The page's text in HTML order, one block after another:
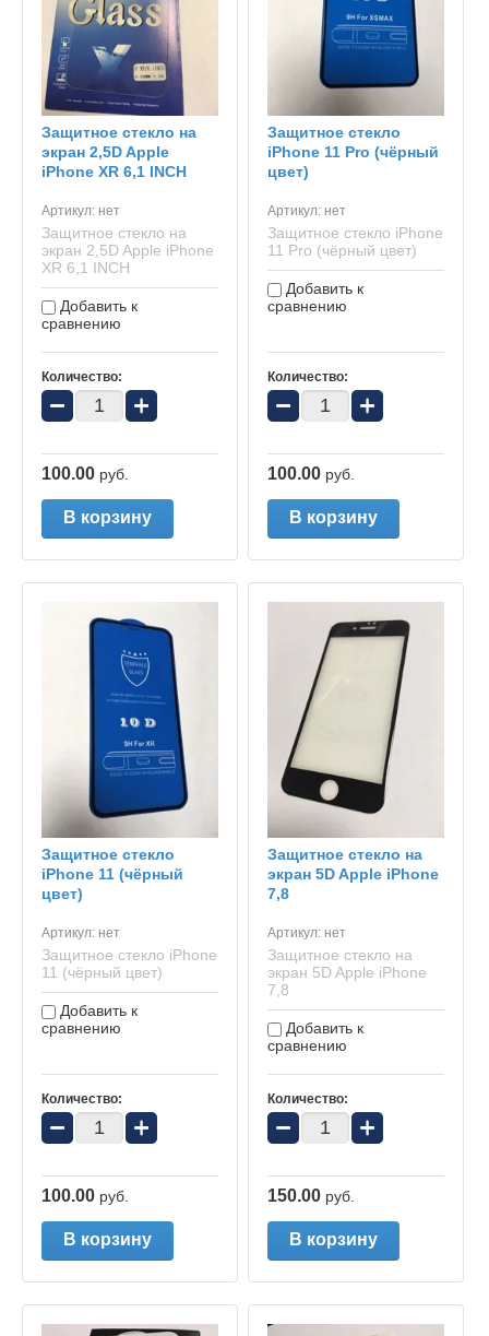
Защитное стекло на
экран 2,5D Apple
iPhone XR 6,1 INCH
Артикул: нет
Защитное стекло на
экран 2,5D Apple iPhone
XR 6,1 INCH
Добавить к
сравнению
Количество:
− +
100.00 руб.
В корзину
Защитное стекло
iPhone 11 Pro (чёрный
цвет)
Артикул:нет
Защитное стекло iPhone
11 Pro (чёрный цвет)
Добавить к
сравнению
Количество:
− +
100.00 руб.
В корзину
Защитное стекло
iPhone 11 (чёрный
цвет)
Артикул: нет
Защитное стекло iPhone
11 (чёрный цвет)
Добавить к
сравнению
Количество:
− +
100.00 руб.
В корзину
Защитное стекло на
экран 5D Apple iPhone
7,8
Артикул:нет
Защитное стекло на
экран 5D Apple iPhone
7,8
Добавить к
сравнению
Количество:
− +
150.00 руб.
В корзину